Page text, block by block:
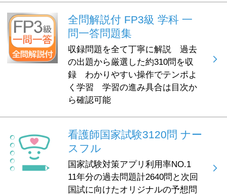
全問解説付 FP3級 学科 一
問一答問題集
収録問題を全て丁寧に解説 過去
の出題から厳選した約310問を収
録 わかりやすい操作でテンポよ
く学習 学習の進み具合は目次か
ら確認可能
看護師国家試験3120問 ナー
スフル
国家試験対策アプリ利用率NO.1
11年分の過去問題計2640問と次回
国試に向けたオリジナルの予想問